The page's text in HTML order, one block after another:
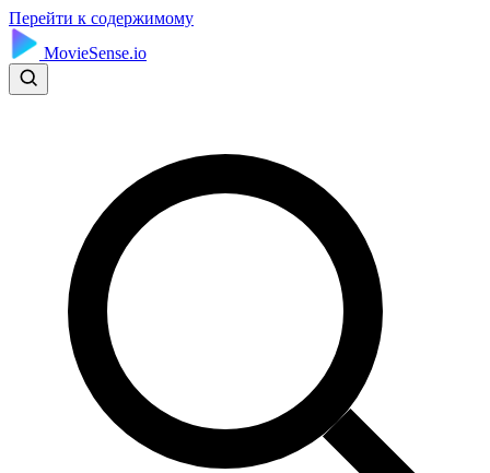
Перейти к содержимому
MovieSense.io